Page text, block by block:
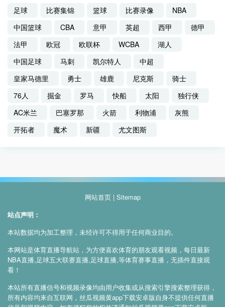
足球 比赛集锦 篮球 比赛录像
NBA
中国篮球
CBA 意甲 英超 西甲
德甲
法甲
欧冠 欧联杯 WCBA
湖人
中国足球
马刺 凯尔特人
中超
皇家马德里
勇士 雄鹿 尼克斯
骑士
76人
掘金 罗马 快船 太阳
独行侠
AC米兰
巴塞罗那 火箭 利物浦
灰熊
开拓者
魔术 新疆 尤文图斯
网站首页| Sitemap
站点声明：
本站数据均为加工整理，未经许可不得用于任何商业目的。
本网站是体育直播导航站，为方便喜欢体育的朋友观看视频，每日最新
NBA直播,足球五大联赛直播,足球直播,等体育赛事直播，无插件直接观
看！
本站所有直播信号和视频录像均由用户收集或从搜索引擎搜索整理获得，
所有内容均来自互联网，丝瓜视频黄app下载安卓版自身不提供任何直播